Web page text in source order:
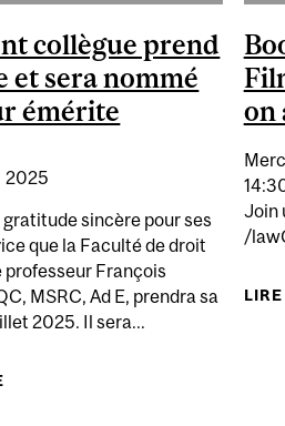
PERSON: A LEGAL
collègue prend
et sera nommé
émérite
2025
gratitude sincère pour ses
que la Faculté de droit
professeur François
MSRC, Ad E, prendra sa
2025. Il sera...
on
Join
/